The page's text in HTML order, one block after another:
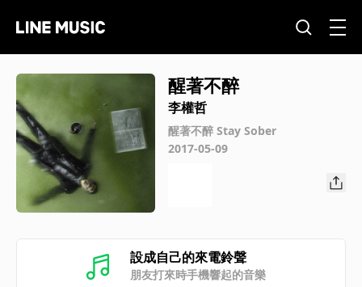
醒著不醉
李權哲
醒著不醉 Stay Sober
2017-05-09
設成自己的來電鈴聲
朋友打來時手機響起的音樂